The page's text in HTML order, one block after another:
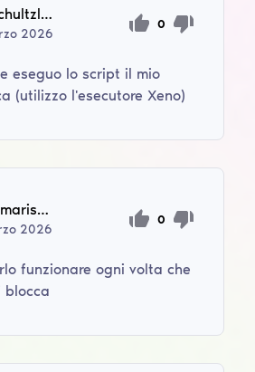
alexschultzlarsen
2026
0
eseguo lo script il mio
(utilizzo l'esecutore Xeno)
valdemarisak962
2026
0
funzionare ogni volta che
blocca